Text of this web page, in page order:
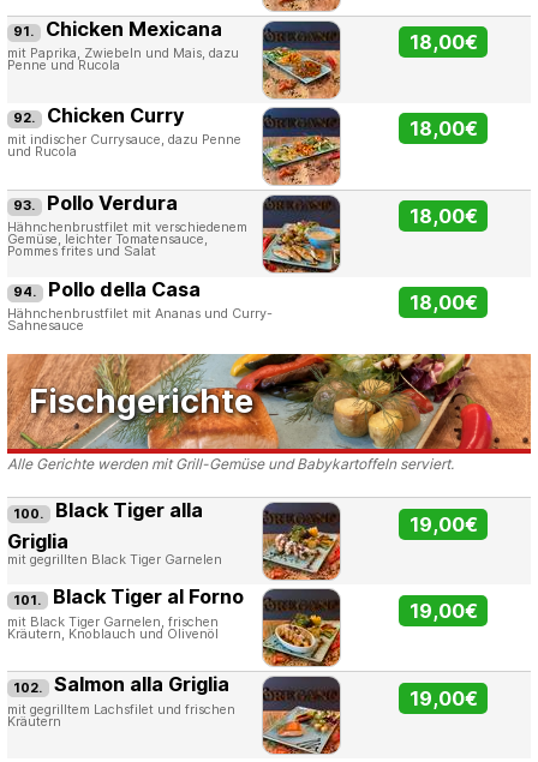
91. Chicken Mexicana
mit Paprika, Zwiebeln und Mais, dazu
Penne und Rucola
18,00€
92. Chicken Curry
mit indischer Currysauce, dazu Penne
und Rucola
18,00€
93. Pollo Verdura
Hähnchenbrustfilet mit verschiedenem
Gemüse, leichter Tomatensauce,
Pommes frites und Salat
18,00€
94. Pollo della Casa
Hähnchenbrustfilet mit Ananas und Curry-
Sahnesauce
18,00€
Fischgerichte
Alle Gerichte werden mit Grill-Gemüse und Babykartoffeln serviert.
100. Black Tiger alla
Griglia
mit gegrillten Black Tiger Garnelen
19,00€
101. Black Tiger al Forno
mit Black Tiger Garnelen, frischen
Kräutern, Knoblauch und Olivenöl
19,00€
102. Salmon alla Griglia
mit gegrilltem Lachsfilet und frischen
Kräutern
19,00€